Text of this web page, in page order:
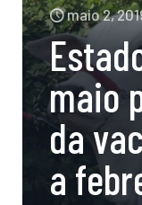
maio 2,
maio
da
a